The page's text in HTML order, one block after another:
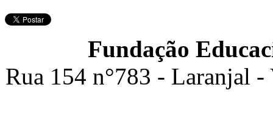
Fundação
Rua 154 n°783 - Laranjal